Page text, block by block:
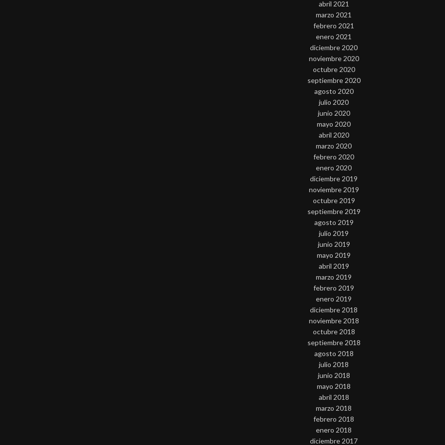
abril 2021
marzo 2021
febrero 2021
enero 2021
diciembre 2020
noviembre 2020
octubre 2020
septiembre 2020
agosto 2020
julio 2020
junio 2020
mayo 2020
abril 2020
marzo 2020
febrero 2020
enero 2020
diciembre 2019
noviembre 2019
octubre 2019
septiembre 2019
agosto 2019
julio 2019
junio 2019
mayo 2019
abril 2019
marzo 2019
febrero 2019
enero 2019
diciembre 2018
noviembre 2018
octubre 2018
septiembre 2018
agosto 2018
julio 2018
junio 2018
mayo 2018
abril 2018
marzo 2018
febrero 2018
enero 2018
diciembre 2017